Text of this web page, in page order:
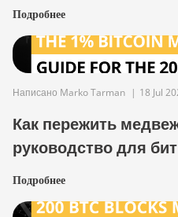
Подробнее
Написано Marko Tarman | 18 Jul
Как пережить
руководство для
Подробнее